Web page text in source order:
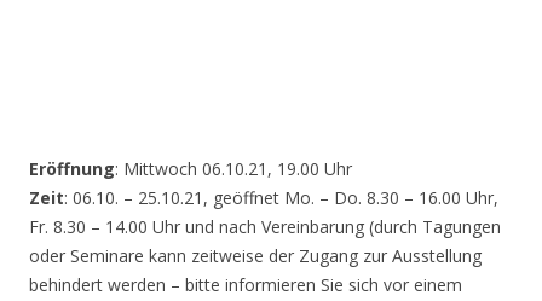
Eröffnung: Mittwoch 06.10.21, 19.00 Uhr
Zeit: 06.10. – 25.10.21, geöffnet Mo. – Do. 8.30 – 16.00 Uhr,
Fr. 8.30 – 14.00 Uhr und nach Vereinbarung (durch Tagungen
oder Seminare kann zeitweise der Zugang zur Ausstellung
behindert werden – bitte informieren Sie sich vor einem